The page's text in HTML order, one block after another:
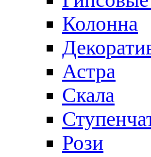
Колонна
Астра
Скала
Рози